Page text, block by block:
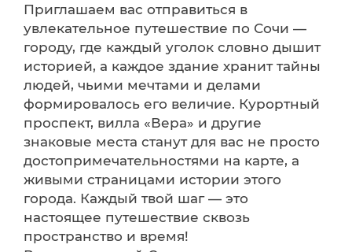
Приглашаем вас отправиться в
увлекательное путешествие по Сочи —
городу, где каждый уголок словно дышит
историей, а каждое здание хранит тайны
людей, чьими мечтами и делами
формировалось его величие. Курортный
проспект, вилла «Вера» и другие
знаковые места станут для вас не просто
достопримечательностями на карте, а
живыми страницами истории этого
города. Каждый твой шаг — это
настоящее путешествие сквозь
пространство и время!